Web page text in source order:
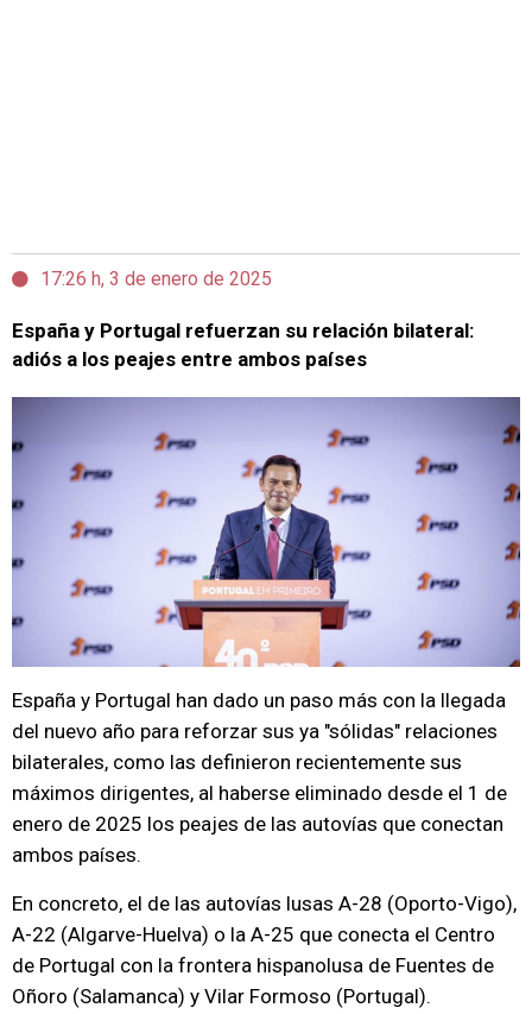
17:26 h, 3 de enero de 2025
España y Portugal refuerzan su relación bilateral:
adiós a los peajes entre ambos países
España y Portugal han dado un paso más con la llegada
del nuevo año para reforzar sus ya "sólidas" relaciones
bilaterales, como las definieron recientemente sus
máximos dirigentes, al haberse eliminado desde el 1 de
enero de 2025 los peajes de las autovías que conectan
ambos países.
En concreto, el de las autovías lusas A-28 (Oporto-Vigo),
A-22 (Algarve-Huelva) o la A-25 que conecta el Centro
de Portugal con la frontera hispanolusa de Fuentes de
Oñoro (Salamanca) y Vilar Formoso (Portugal).